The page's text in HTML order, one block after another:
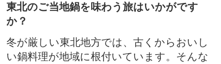
東北のご当地鍋を味わう旅はいかがです
か？
冬が厳しい東北地方では、古くからおいし
い鍋料理が地域に根付いています。そんな